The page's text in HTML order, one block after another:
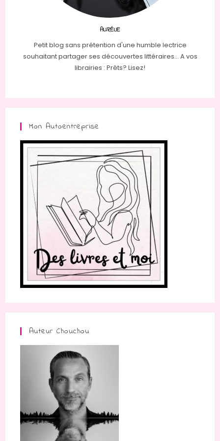
AURÉLIE
Petit blog sans prétention d'une humble lectrice
souhaitant partager ses découvertes littéraires... A vos
librairies : Prêts? Lisez!
Mon Autoentreprise
Auteur Chouchou